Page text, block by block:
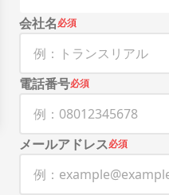
会社名必須
電話番号必須
メールアドレス必須